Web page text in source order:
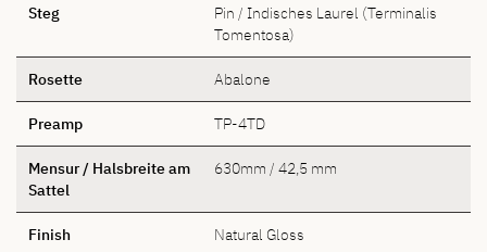
Steg
Pin / Indisches Laurel (Terminalis
Tomentosa)
Rosette Abalone
Preamp TP-4TD
Mensur / Halsbreite am
Sattel
630mm / 42,5 mm
Finish Natural Gloss